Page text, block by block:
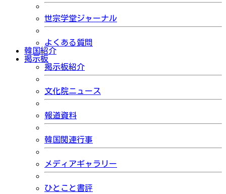
世宗学堂ジャーナル
よくある質問
韓国紹介
掲示板
掲示板紹介
文化院ニュース
報道資料
韓国関連行事
メディアギャラリー
ひとこと書評